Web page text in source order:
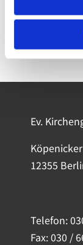
Ev.
12355
Telefon:
Fax: 030 /